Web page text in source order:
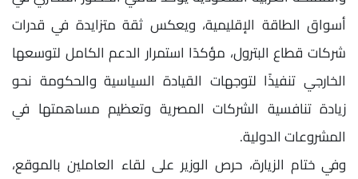
أسواق الطاقة الإقليمية، ويعكس ثقة متزايدة في قدرات
شركات قطاع البترول، مؤكدًا استمرار الدعم الكامل لتوسعها
الخارجي تنفيذًا لتوجهات القيادة السياسية والحكومة نحو
زيادة تنافسية الشركات المصرية وتعظيم مساهمتها في
المشروعات الدولية.
وفي ختام الزيارة، حرص الوزير على لقاء العاملين بالموقع،